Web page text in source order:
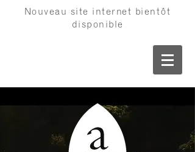
Nouveau site internet bientôt
disponible